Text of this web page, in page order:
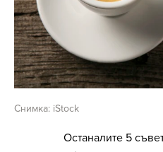
Снимка: iStock
Останалите 5